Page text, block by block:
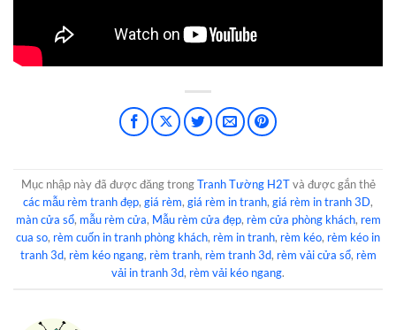
Mục nhập này đã được đăng trongTranh Tường H2Tvà được gắn thẻ
các mẫu rèm tranh đẹp, giá rèm, giá rèm in tranh, giá rèm in tranh 3D,
màn cửa sổ, mẫu rèm cửa, Mẫu rèm cửa đẹp, rèm cửa phòng khách, rem
cua so, rèm cuốn in tranh phòng khách, rèm in tranh, rèm kéo, rèm kéo in
tranh 3d, rèm kéo ngang, rèm tranh, rèm tranh 3d, rèm vải cửa sổ, rèm
vải in tranh 3d, rèm vải kéo ngang.